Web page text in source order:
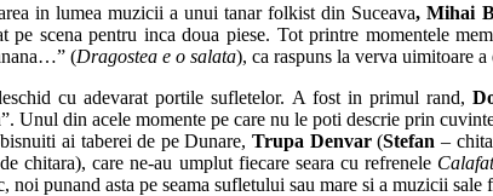
in lumea muzicii a unui tanar folkist din Suceava, Mihai
pe scena pentru inca doua piese. Tot printre momentele
(Dragostea e o salata), ca raspuns la verva uimitoare
cu adevarat portile sufletelor. A fost in primul rand,
Unul din acele momente pe care nu le poti descrie prin
ai taberei de pe Dunare,Trupa Denvar(Stefan –
chitara), care ne-au umplut fiecare seara cu refrenele
punand asta pe seama sufletului sau mare si a muzicii sale